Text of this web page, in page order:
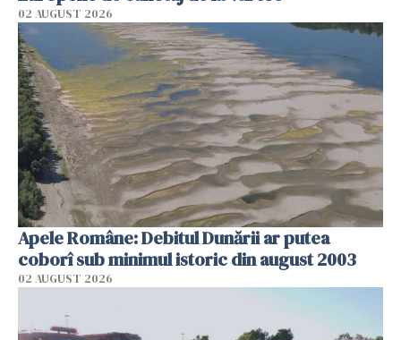
02 AUGUST 2026
Apele Române: Debitul Dunării ar putea
coborî sub minimul istoric din august 2003
02 AUGUST 2026